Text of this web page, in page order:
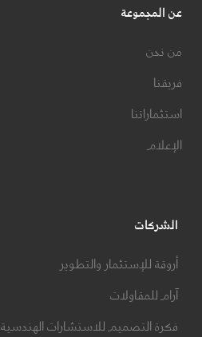
عن المجموعة
من نحن
فريقنا
استثماراتنا
الإعلام
الشركات
أروقة للإستثمار والتطوير
آرام للمقاولات
فكرة التصميم للاستشارات الهندسية